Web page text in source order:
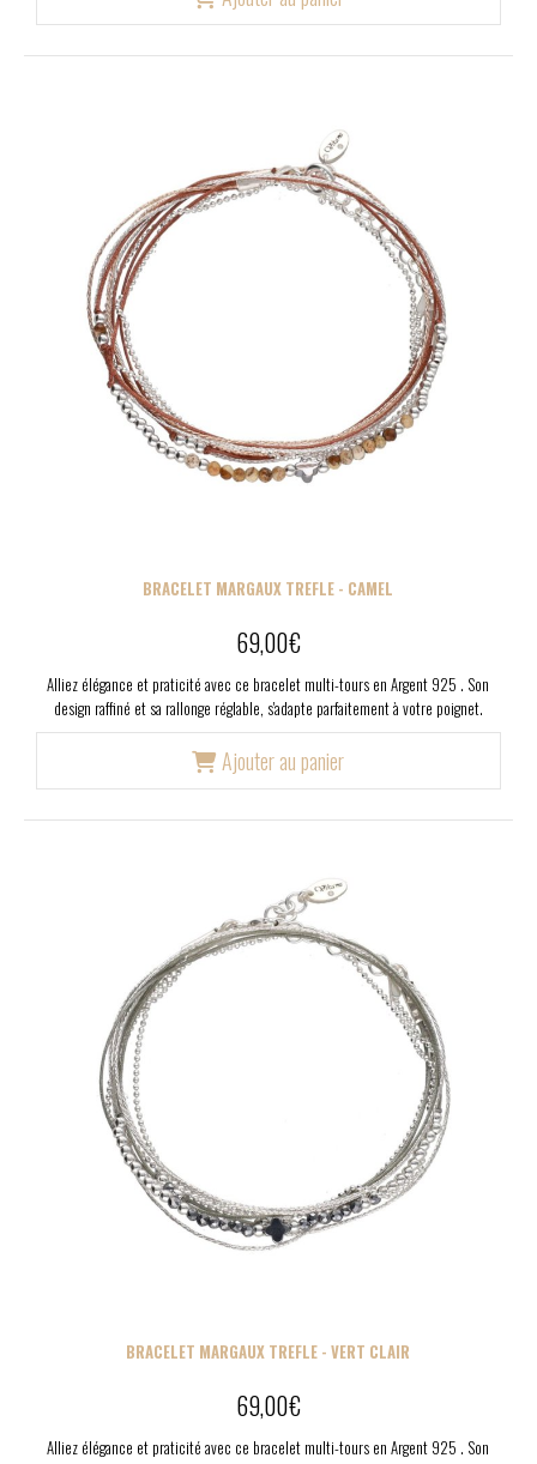
BRACELET MARGAUX TREFLE - CAMEL
69,00€
Alliez élégance et praticité avec ce bracelet multi-tours en Argent 925 . Son
design raffiné et sa rallonge réglable, s'adapte parfaitement à votre poignet.
Ajouter au panier
BRACELET MARGAUX TREFLE - VERT CLAIR
69,00€
Alliez élégance et praticité avec ce bracelet multi-tours en Argent 925 . Son